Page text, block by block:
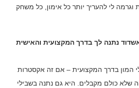
לי להעריך יותר כל אימון, כל משחק
נתנה לך בדרך המקצועית והאישית
המון בדרך המקצועית – אם זה אקסטרות
שלא כולם מקבלים. היא גם נתנה בשבילי